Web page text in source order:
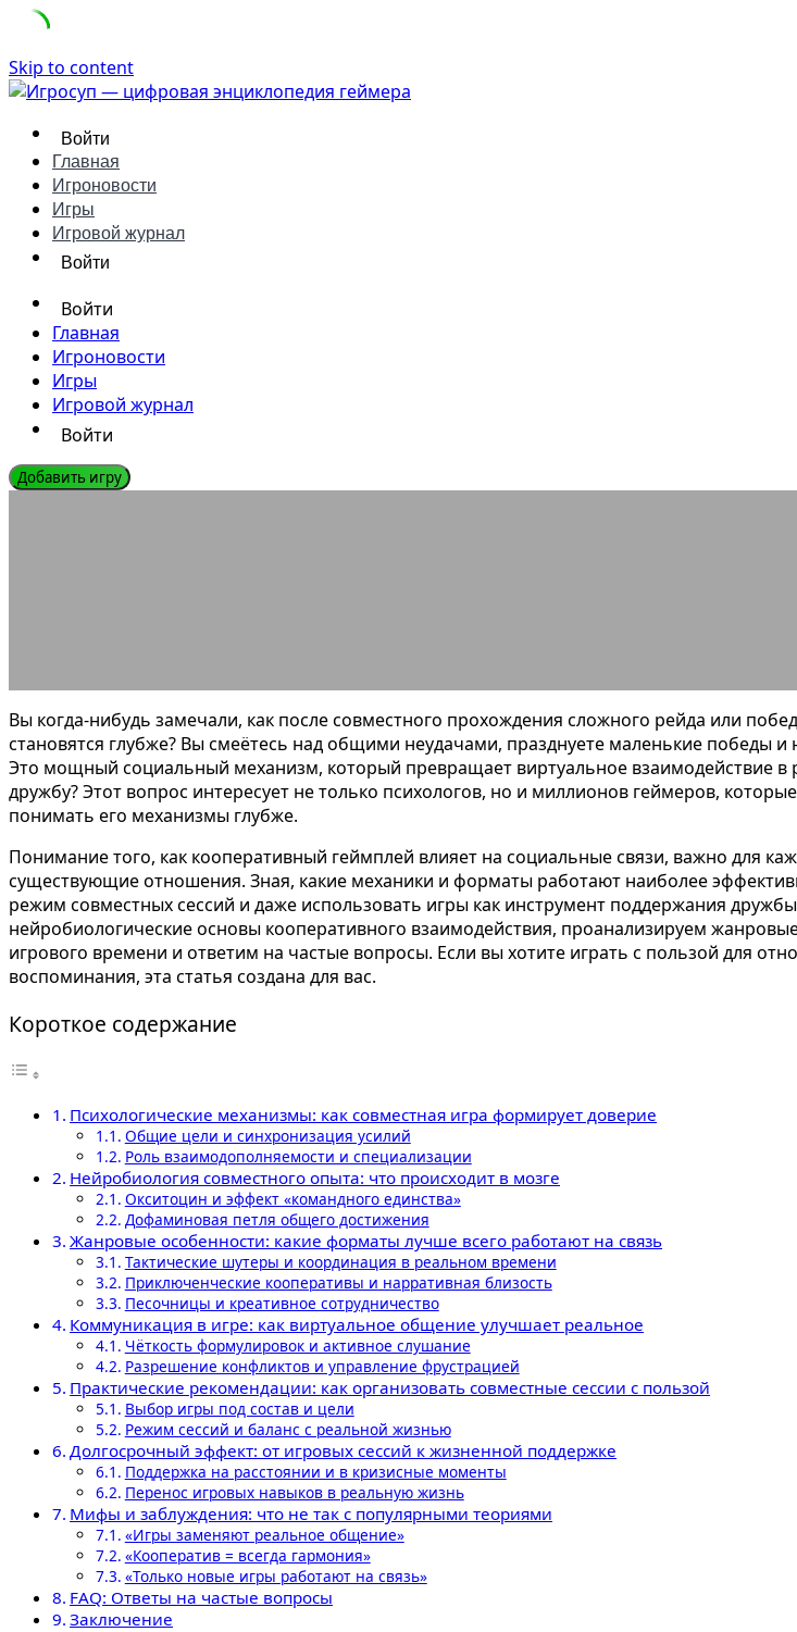
Skip to content
Войти
Главная
Игроновости
Игры
Игровой журнал
Войти
Войти
Главная
Игроновости
Игры
Игровой журнал
Войти
Добавить игру
Вы когда-нибудь замечали, как после совместного прохождения сложного рейда или
становятся глубже? Вы смеётесь над общими неудачами, празднуете маленькие победы
Это мощный социальный механизм, который превращает виртуальное взаимодействие
дружбу? Этот вопрос интересует не только психологов, но и миллионов геймеров,
понимать его механизмы глубже.
Понимание того, как кооперативный геймплей влияет на социальные связи, важно для
существующие отношения. Зная, какие механики и форматы работают наиболее
режим совместных сессий и даже использовать игры как инструмент поддержания
нейробиологические основы кооперативного взаимодействия, проанализируем
игрового времени и ответим на частые вопросы. Если вы хотите играть с пользой для
воспоминания, эта статья создана для вас.
Короткое содержание
Психологические механизмы: как совместная игра формирует доверие
Общие цели и синхронизация усилий
Роль взаимодополняемости и специализации
Нейробиология совместного опыта: что происходит в мозге
Окситоцин и эффект «командного единства»
Дофаминовая петля общего достижения
Жанровые особенности: какие форматы лучше всего работают на связь
Тактические шутеры и координация в реальном времени
Приключенческие кооперативы и нарративная близость
Песочницы и креативное сотрудничество
Коммуникация в игре: как виртуальное общение улучшает реальное
Чёткость формулировок и активное слушание
Разрешение конфликтов и управление фрустрацией
Практические рекомендации: как организовать совместные сессии с пользой
Выбор игры под состав и цели
Режим сессий и баланс с реальной жизнью
Долгосрочный эффект: от игровых сессий к жизненной поддержке
Поддержка на расстоянии и в кризисные моменты
Перенос игровых навыков в реальную жизнь
Мифы и заблуждения: что не так с популярными теориями
«Игры заменяют реальное общение»
«Кооператив = всегда гармония»
«Только новые игры работают на связь»
FAQ: Ответы на частые вопросы
Заключение